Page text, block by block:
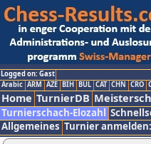
Logged on: Gast
Arabic ARM AZE BIH BUL CAT CHN CRO
Home TurnierDB
Turnierschach-Elozahl
Allgemeines Turnier